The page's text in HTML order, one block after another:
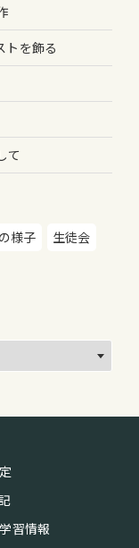
トを飾る
て
様子
生徒会
学習情報